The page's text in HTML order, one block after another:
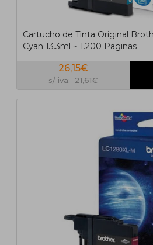
Cartucho de Tinta Original
Cyan 13.3ml ~ 1.200 Paginas
26,15€
s/ iva: 21,61€